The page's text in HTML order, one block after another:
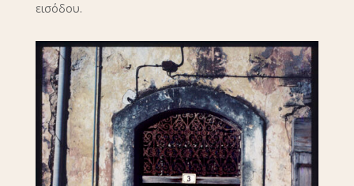
εισόδου.